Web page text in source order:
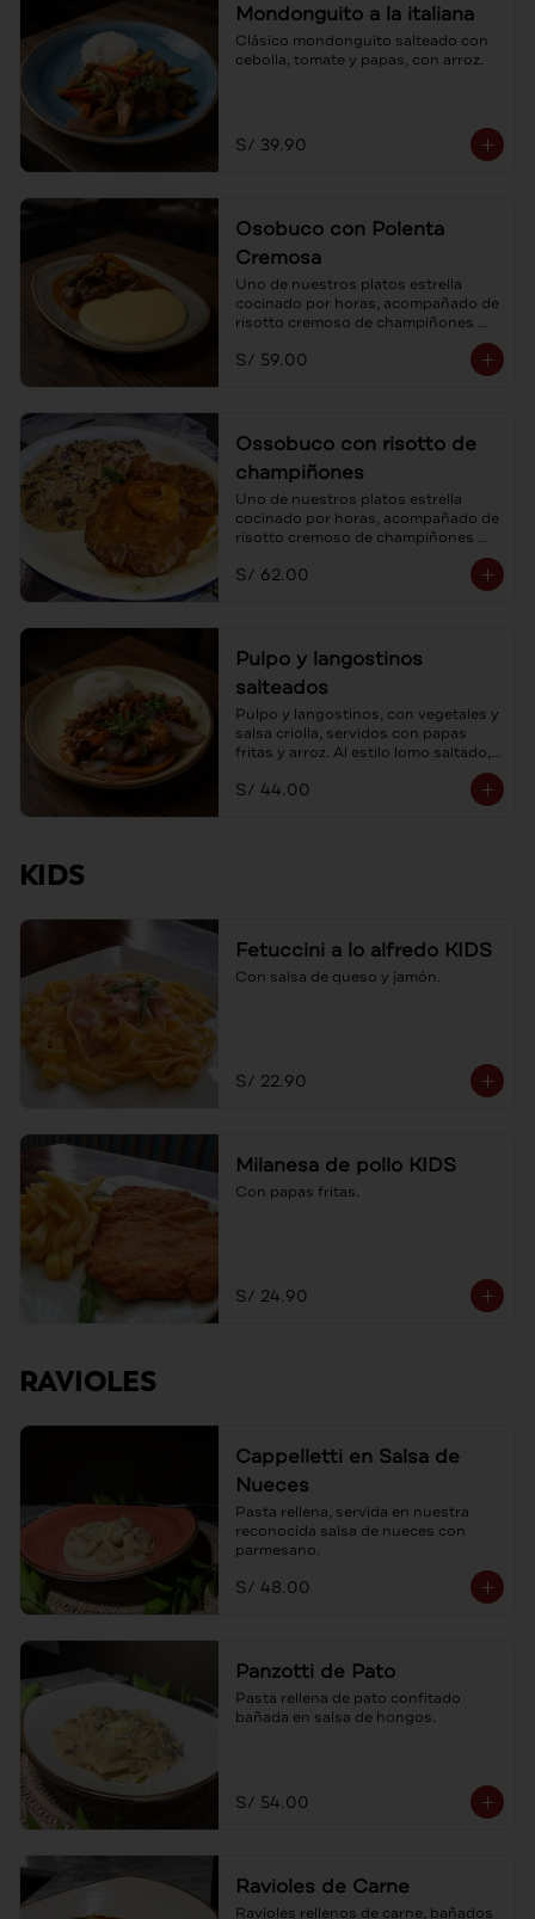
Mondonguito a la italiana
Clásico mondonguito salteado con
cebolla, tomate y papas, con arroz.
S/ 39.90
Osobuco con Polenta
Cremosa
Uno de nuestros platos estrella
cocinado por horas, acompañado de
risotto cremoso de champiñones
S/ 59.00
Ossobuco con risotto de
champiñones
Uno de nuestros platos estrella
cocinado por horas, acompañado de
risotto cremoso de champiñones
S/ 62.00
Pulpo y langostinos
salteados
Pulpo y langostinos, con vegetales y
salsa criolla, servidos con papas
fritas y arroz. Al estilo lomo saltado,
S/ 44.00
KIDS
Fetuccini a lo alfredo KIDS
Con salsa de queso y jamón.
S/ 22.90
Milanesa de pollo KIDS
Con papas fritas.
S/ 24.90
RAVIOLES
Cappelletti en Salsa de
Nueces
Pasta rellena, servida en nuestra
reconocida salsa de nueces con
parmesano.
S/ 48.00
Panzotti de Pato
Pasta rellena de pato confitado
bañada en salsa de hongos.
S/ 54.00
Ravioles de Carne
Ravioles rellenos de carne, bañados